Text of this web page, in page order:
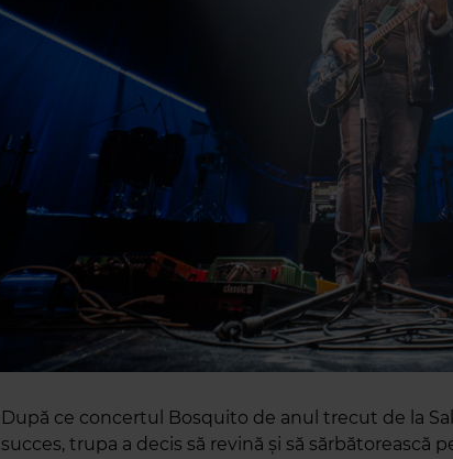
După ce concertul Bosquito de anul trecut de la
succes, trupa a decis să revină și să sărbătorească